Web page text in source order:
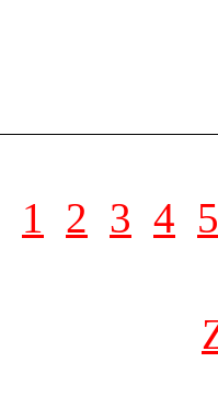
1 2 3 4 5